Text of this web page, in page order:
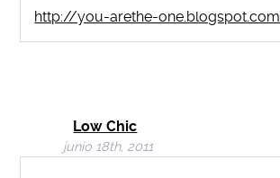
http://you-arethe-one.blogspot.com
Low Chic
junio 18th, 2011